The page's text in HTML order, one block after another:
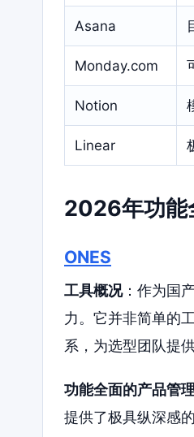
Asana
Monday.com
Notion
Linear
2026年功能
ONES
工具概况：作为国
力。它并非简单的
系，为选型团队提
功能全面的产品管
提供了极具纵深感